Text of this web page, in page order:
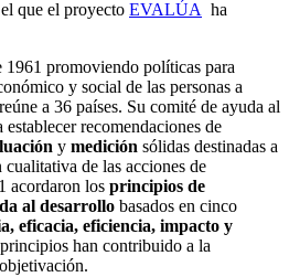
que el proyecto EVALÚA ha
promoviendo políticas para
y social de las personas a
a 36 países. Su comité de ayuda al
establecer recomendaciones de
y medición sólidas destinadas a
de las acciones de
acordaron los principios de
al desarrollo basados en cinco
eficacia, eficiencia, impacto y
han contribuido a la